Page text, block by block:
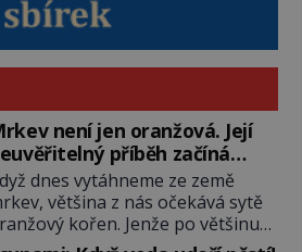
není jen oranžová. Její
příběh začíná
barvou
dnes vytáhneme ze země
většina z nás očekává sytě
kořen. Jenže po většinu
historie je mrkev všechno